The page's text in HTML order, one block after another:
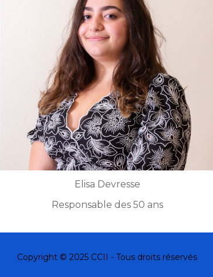
Elisa Devresse
Responsable des 50 ans
Copyright © 2025 CCII - Tous droits réservés